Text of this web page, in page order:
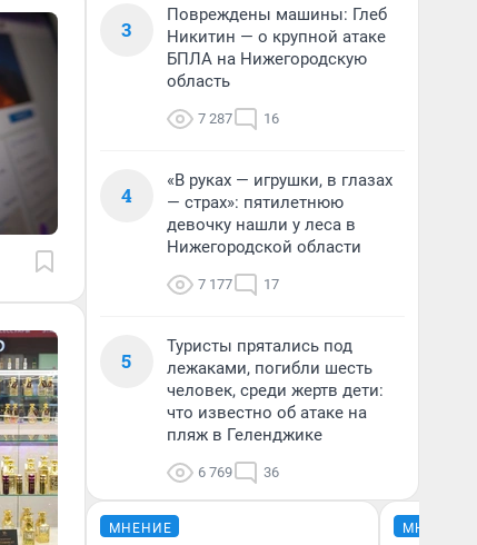
3
Повреждены машины: Глеб
Никитин — о крупной атаке
БПЛА на Нижегородскую
область
7 287 16
4
«В руках — игрушки, в глазах
— страх»: пятилетнюю
девочку нашли у леса в
Нижегородской области
7 177 17
5
Туристы прятались под
лежаками, погибли шесть
человек, среди жертв дети:
что известно об атаке на
пляж в Геленджике
6 769 36
МНЕНИЕ МНЕНИЕ